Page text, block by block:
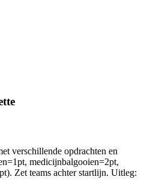
verschillende opdrachten en
medicijnbalgooien=2pt,
Zet teams achter startlijn. Uitleg: